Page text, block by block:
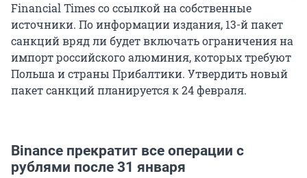
Financial Times со ссылкой на собственные
источники. По информации издания, 13-й пакет
санкций вряд ли будет включать ограничения на
импорт российского алюминия, которых требуют
Польша и страны Прибалтики. Утвердить новый
пакет санкций планируется к 24 февраля.
Binance прекратит все операции с
рублями после 31 января